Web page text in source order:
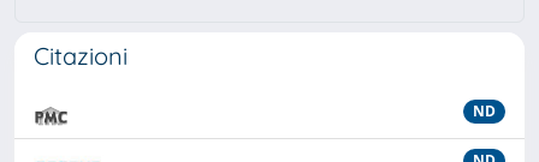
Citazioni
ND